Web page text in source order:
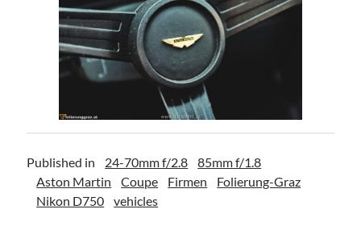
Published in 24-70mm f/2.8
85mm f/1.8
Aston Martin
Coupe Firmen
Folierung-Graz
Nikon D750
vehicles